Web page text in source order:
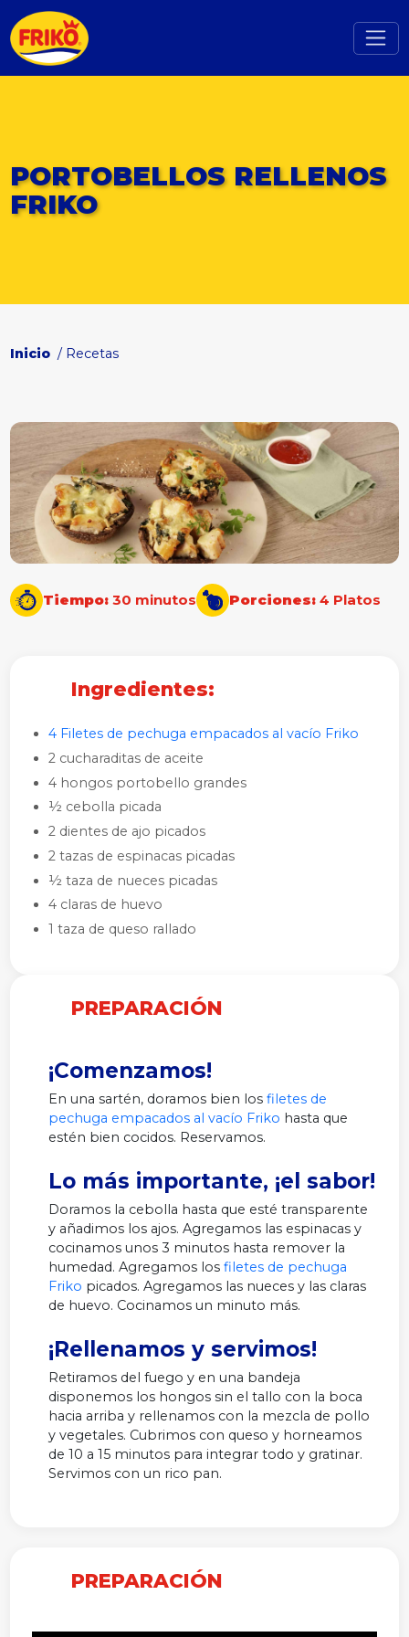
PORTOBELLOS RELLENOS
FRIKO
Inicio / Recetas
Tiempo:30 minutos Porciones:4 Platos
Ingredientes:
4 Filetes de pechuga empacados al vacío Friko
2 cucharaditas de aceite
4 hongos portobello grandes
½ cebolla picada
2 dientes de ajo picados
2 tazas de espinacas picadas
½ taza de nueces picadas
4 claras de huevo
1 taza de queso rallado
PREPARACIÓN
¡Comenzamos!
En una sartén, doramos bien los filetes de
pechuga empacados al vacío Friko hasta que
estén bien cocidos. Reservamos.
Lo más importante, ¡el sabor!
Doramos la cebolla hasta que esté transparente
y añadimos los ajos. Agregamos las espinacas y
cocinamos unos 3 minutos hasta remover la
humedad. Agregamos losfiletes de pechuga
Friko picados. Agregamos las nueces y las claras
de huevo. Cocinamos un minuto más.
¡Rellenamos y servimos!
Retiramos del fuego y en una bandeja
disponemos los hongos sin el tallo con la boca
hacia arriba y rellenamos con la mezcla de pollo
y vegetales. Cubrimos con queso y horneamos
de 10 a 15 minutos para integrar todo y gratinar.
Servimos con un rico pan.
PREPARACIÓN